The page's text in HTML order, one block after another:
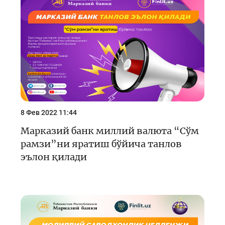
8 Фев 2022 11:44
Марказий банк миллий валюта “Сўм
рамзи”ни яратиш бўйича танлов
эълон қилади